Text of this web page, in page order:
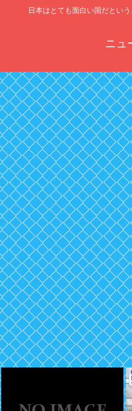
日本はとても面白い国だとい
ニュ